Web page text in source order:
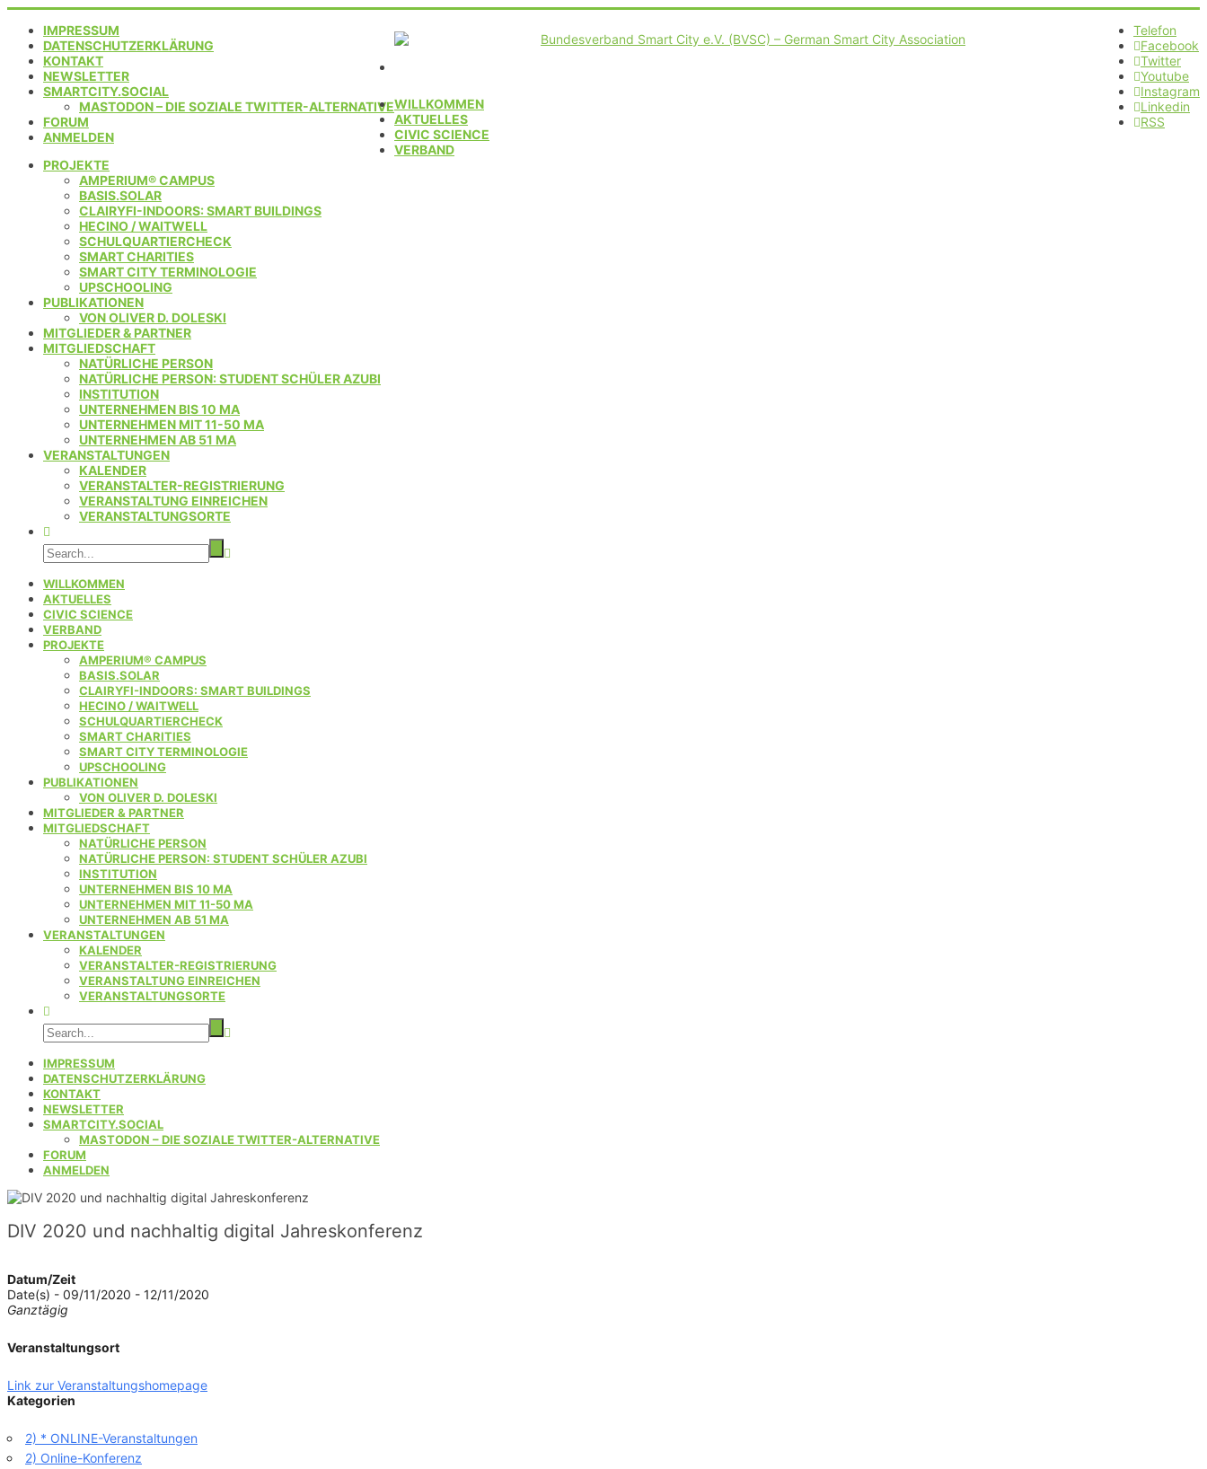
IMPRESSUM
DATENSCHUTZERKLÄRUNG
KONTAKT
NEWSLETTER
SMARTCITY.SOCIAL
MASTODON – DIE SOZIALE TWITTER-ALTERNATIVE
FORUM
ANMELDEN
Telefon
Facebook
Twitter
Youtube
Instagram
Linkedin
RSS
WILLKOMMEN
AKTUELLES
CIVIC SCIENCE
VERBAND
PROJEKTE
AMPERIUM® CAMPUS
BASIS.SOLAR
CLAIRYFI-INDOORS: SMART BUILDINGS
HECINO / WAITWELL
SCHULQUARTIERCHECK
SMART CHARITIES
SMART CITY TERMINOLOGIE
UPSCHOOLING
PUBLIKATIONEN
VON OLIVER D. DOLESKI
MITGLIEDER & PARTNER
MITGLIEDSCHAFT
NATÜRLICHE PERSON
NATÜRLICHE PERSON: STUDENT SCHÜLER AZUBI
INSTITUTION
UNTERNEHMEN BIS 10 MA
UNTERNEHMEN MIT 11-50 MA
UNTERNEHMEN AB 51 MA
VERANSTALTUNGEN
KALENDER
VERANSTALTER-REGISTRIERUNG
VERANSTALTUNG EINREICHEN
VERANSTALTUNGSORTE
WILLKOMMEN
AKTUELLES
CIVIC SCIENCE
VERBAND
PROJEKTE
AMPERIUM® CAMPUS
BASIS.SOLAR
CLAIRYFI-INDOORS: SMART BUILDINGS
HECINO / WAITWELL
SCHULQUARTIERCHECK
SMART CHARITIES
SMART CITY TERMINOLOGIE
UPSCHOOLING
PUBLIKATIONEN
VON OLIVER D. DOLESKI
MITGLIEDER & PARTNER
MITGLIEDSCHAFT
NATÜRLICHE PERSON
NATÜRLICHE PERSON: STUDENT SCHÜLER AZUBI
INSTITUTION
UNTERNEHMEN BIS 10 MA
UNTERNEHMEN MIT 11-50 MA
UNTERNEHMEN AB 51 MA
VERANSTALTUNGEN
KALENDER
VERANSTALTER-REGISTRIERUNG
VERANSTALTUNG EINREICHEN
VERANSTALTUNGSORTE
IMPRESSUM
DATENSCHUTZERKLÄRUNG
KONTAKT
NEWSLETTER
SMARTCITY.SOCIAL
MASTODON – DIE SOZIALE TWITTER-ALTERNATIVE
FORUM
ANMELDEN
DIV 2020 und nachhaltig digital Jahreskonferenz
Datum/Zeit
Date(s) - 09/11/2020 - 12/11/2020
Ganztägig
Veranstaltungsort
Link zur Veranstaltungshomepage
Kategorien
2) * ONLINE-Veranstaltungen
2) Online-Konferenz